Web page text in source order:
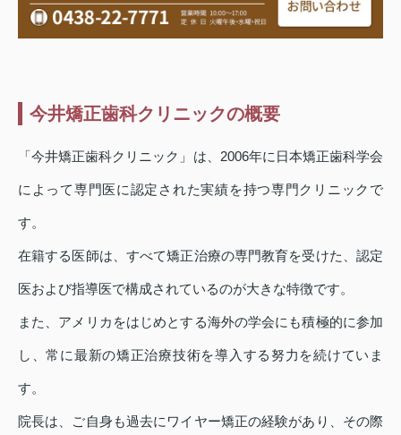
今井矯正歯科クリニックの概要
「今井矯正歯科クリニック」は、2006年に日本矯正歯科学会
によって専門医に認定された実績を持つ専門クリニックで
す。
在籍する医師は、すべて矯正治療の専門教育を受けた、認定
医および指導医で構成されているのが大きな特徴です。
また、アメリカをはじめとする海外の学会にも積極的に参加
し、常に最新の矯正治療技術を導入する努力を続けていま
す。
院長は、ご自身も過去にワイヤー矯正の経験があり、その際